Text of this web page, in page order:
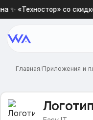
✨ «Техностор» со
Главная/Приложения и